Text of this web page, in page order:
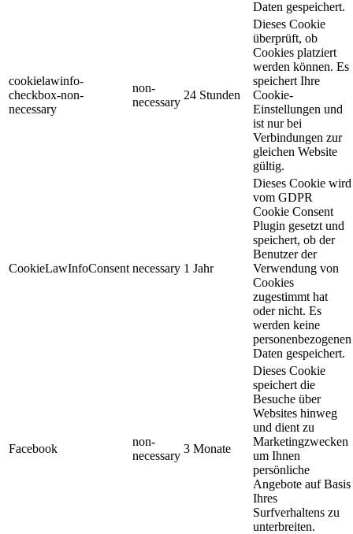
Daten gespeichert.
cookielawinfo-
checkbox-non-
necessary
non-
necessary
24 Stunden
Dieses Cookie
überprüft, ob
Cookies platziert
werden können. Es
speichert Ihre
Cookie-
Einstellungen und
ist nur bei
Verbindungen zur
gleichen Website
gültig.
CookieLawInfoConsent necessary 1 Jahr
Dieses Cookie wird
vom GDPR
Cookie Consent
Plugin gesetzt und
speichert, ob der
Benutzer der
Verwendung von
Cookies
zugestimmt hat
oder nicht. Es
werden keine
personenbezogenen
Daten gespeichert.
Facebook
non-
necessary
3 Monate
Dieses Cookie
speichert die
Besuche über
Websites hinweg
und dient zu
Marketingzwecken
um Ihnen
persönliche
Angebote auf Basis
Ihres
Surfverhaltens zu
unterbreiten.